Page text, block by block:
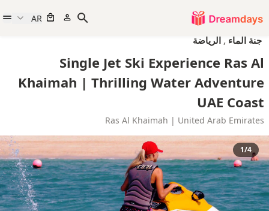
AR
جنة الماء, الرياضة
Single Jet Ski Experience Ras Al
Khaimah | Thrilling Water Adventure
UAE Coast
Ras Al Khaimah | United Arab Emirates
1/4